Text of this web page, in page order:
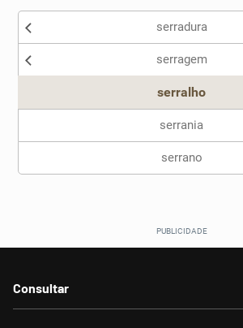
Nenhum dos sinônimos apresentados
serradura
serragem
serralho
serrania
serrano
Consultar